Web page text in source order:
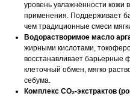
уровень увлажнённости кожи
применения. Поддерживает
чем традиционные смеси
Водорастворимое масло
жирными кислотами,
восстанавливает барьерные
клеточный обмен, мягко
себума.
Комплекс СО₂-экстрактов